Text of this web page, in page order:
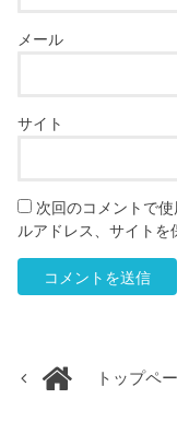
メール
サイト
次回のコメントで
ルアドレス、サイトを
トップペ